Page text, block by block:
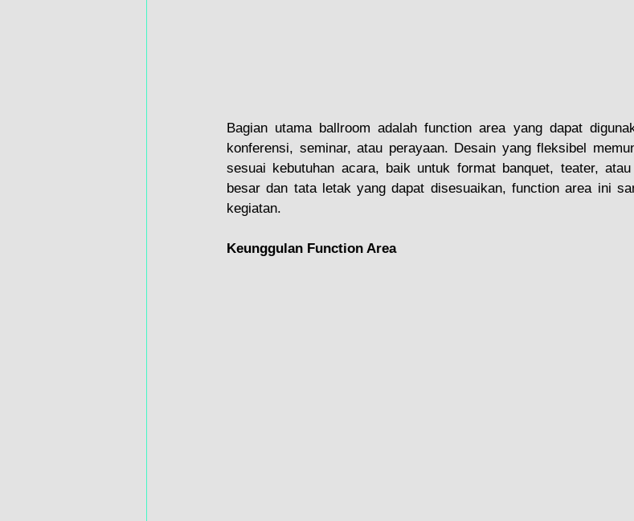
Bagian utama ballroom adalah function area yang dapat
konferensi, seminar, atau perayaan. Desain yang fleksibel
sesuai kebutuhan acara, baik untuk format banquet, teater,
besar dan tata letak yang dapat disesuaikan, function area ini
kegiatan.
Keunggulan Function Area